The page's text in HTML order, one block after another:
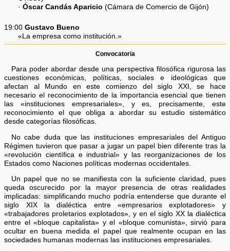
·Óscar Candás Aparicio (Cámara de Comercio de Gijón)
19:00Gustavo Bueno
«La empresa como institución.»
Convocatoria
Para poder abordar desde una perspectiva filosófica rigurosa las
cuestiones económicas, políticas, sociales e ideológicas que
afectan al Mundo en este comienzo del siglo XXI, se hace
necesario el reconocimiento de la importancia esencial que tienen
las «instituciones empresariales», y es, precisamente, este
reconocimiento el que obliga a abordar su estudio sistemático
desde categorías filosóficas.
No cabe duda que las instituciones empresariales del Antiguo
Régimen tuvieron que pasar a jugar un papel bien diferente tras la
«revolución científica e industrial» y las reorganizaciones de los
Estados como Naciones políticas modernas occidentales.
Un papel que no se manifiesta con la suficiente claridad, pues
queda oscurecido por la mayor presencia de otras realidades
implicadas: simplificando mucho podría entenderse que durante el
siglo XIX la dialéctica entre «empresarios explotadores» y
«trabajadores proletarios explotados», y en el siglo XX la dialéctica
entre el «bloque capitalista» y el «bloque comunista», sirvió para
ocultar en buena medida el papel que realmente ocupan en las
sociedades humanas modernas las instituciones empresariales.